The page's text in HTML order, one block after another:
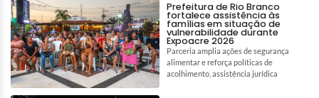
Prefeitura de Rio Branco
fortalece assistência às
famílias em situação de
vulnerabilidade durante
Expoacre 2026
Parceria amplia ações de segurança
alimentar e reforça políticas de
acolhimento, assistência jurídica